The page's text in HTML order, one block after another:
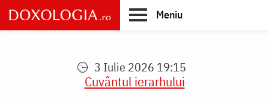
Skip
to
main
Meniu
3 Iulie 2026 19:15
Cuvântul ierarhului